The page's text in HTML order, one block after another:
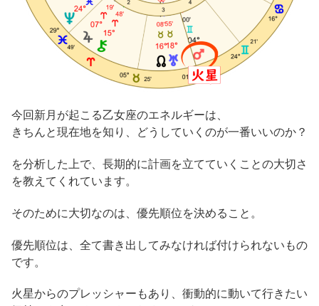
今回新月が起こる乙女座のエネルギーは、
きちんと現在地を知り、どうしていくのが一番いいのか？
を分析した上で、長期的に計画を立てていくことの大切さ
を教えてくれています。
そのために大切なのは、優先順位を決めること。
優先順位は、全て書き出してみなければ付けられないもの
です。
火星からのプレッシャーもあり、衝動的に動いて行きたい